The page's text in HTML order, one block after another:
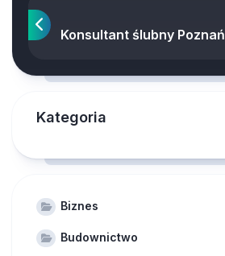
Konsultant ślubny Poznań
Kategoria
Biznes
Budownictwo